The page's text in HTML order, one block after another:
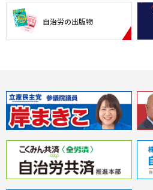
自治労の出版物